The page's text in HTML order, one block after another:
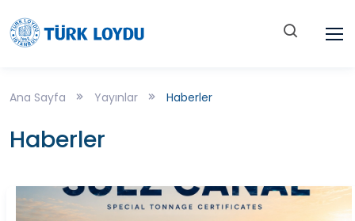
Ana Sayfa Yayınlar Haberler
Haberler